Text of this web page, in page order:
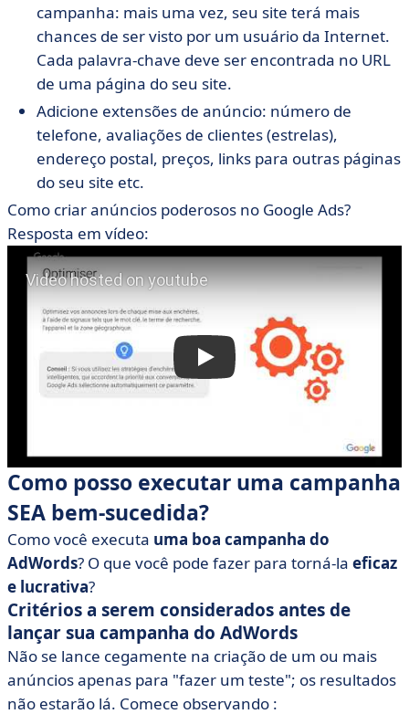
campanha: mais uma vez, seu site terá mais
chances de ser visto por um usuário da Internet.
Cada palavra-chave deve ser encontrada no URL
de uma página do seu site.
Adicione extensões de anúncio: número de
telefone, avaliações de clientes (estrelas),
endereço postal, preços, links para outras páginas
do seu site etc.
Como criar anúncios poderosos no Google Ads?
Resposta em vídeo:
Como posso executar uma campanha
SEA bem-sucedida?
Como você executa uma boa campanha do
AdWords? O que você pode fazer para torná-la eficaz
e lucrativa?
Critérios a serem considerados antes de
lançar sua campanha do AdWords
Não se lance cegamente na criação de um ou mais
anúncios apenas para "fazer um teste"; os resultados
não estarão lá. Comece observando :